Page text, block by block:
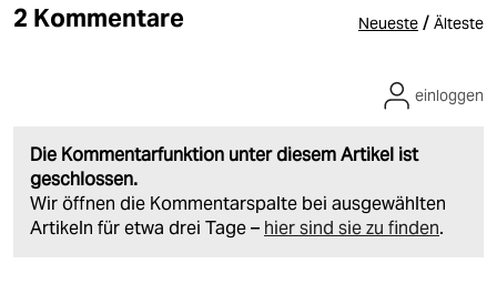
2 Kommentare Neueste / Älteste
Die Kommentarfunktion unter diesem Artikel ist
geschlossen.
Wir öffnen die Kommentarspalte bei ausgewählten
Artikeln für etwa drei Tage – hier sind sie zu finden.
einloggen